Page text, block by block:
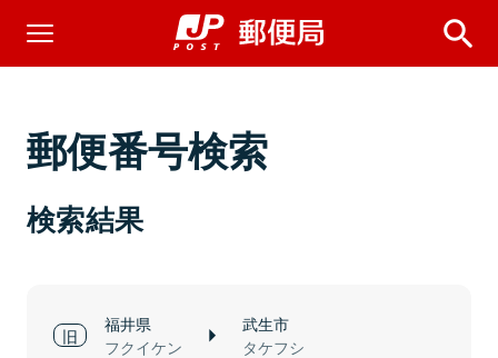
郵便番号検索
検索結果
福井県
フクイケン
武生市
タケフシ